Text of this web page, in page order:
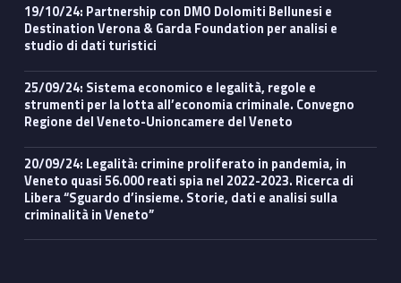
19/10/24: Partnership con DMO Dolomiti Bellunesi e
Destination Verona & Garda Foundation per analisi e
studio di dati turistici
25/09/24: Sistema economico e legalità, regole e
strumenti per la lotta all’economia criminale. Convegno
Regione del Veneto-Unioncamere del Veneto
20/09/24: Legalità: crimine proliferato in pandemia, in
Veneto quasi 56.000 reati spia nel 2022-2023. Ricerca di
Libera “Sguardo d’insieme. Storie, dati e analisi sulla
criminalità in Veneto”